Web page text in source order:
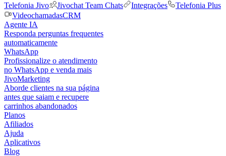
Telefonia Jivo
Jivochat Team Chats Integrações
Telefonia Plus
VideochamadasCRM
Agente IA
Responda perguntas frequentes
automaticamente
WhatsApp
Profissionalize o atendimento
no WhatsApp e venda mais
JivoMarketing
Aborde clientes na sua página
antes que saiam e recupere
carrinhos abandonados
Planos
Afiliados
Ajuda
Aplicativos
Blog